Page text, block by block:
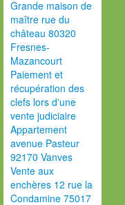
Grande maison de
maître rue du
château 80320
Fresnes-
Mazancourt
Paiement et
récupération des
clefs lors d'une
vente judiciaire
Appartement
avenue Pasteur
92170 Vanves
Vente aux
enchères 12 rue la
Condamine 75017